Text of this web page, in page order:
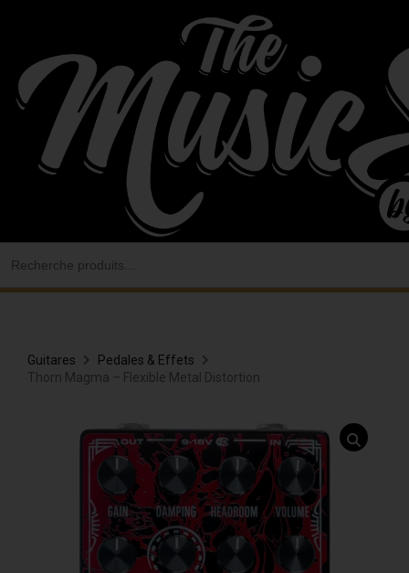
contenu
Guitares
Pedales & Effets
Thorn Magma – Flexible Metal Distortion